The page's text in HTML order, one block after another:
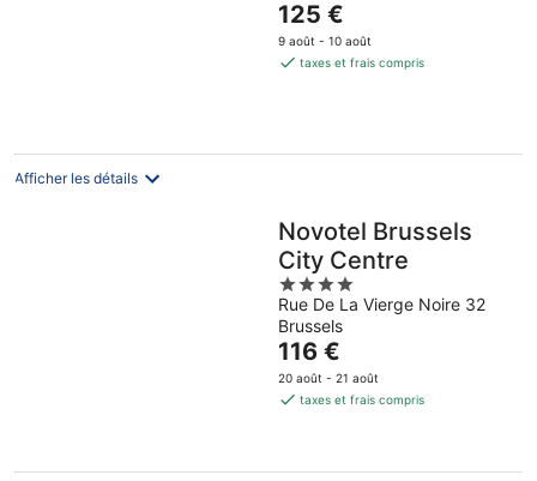
Le
prix
est
nuit
125 €
9 août - 10 août
taxes et frais compris
Afficher les détails
Novotel Brussels
City Centre
4
out
of
5
Rue De La Vierge Noire 32
Brussels
Le
prix
est
par
116 €
20 août - 21 août
taxes et frais compris